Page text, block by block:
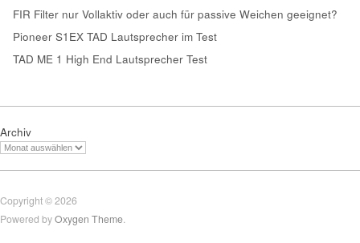
FIR Filter nur Vollaktiv oder auch für passive Weichen geeignet?
Pioneer S1EX TAD Lautsprecher im Test
TAD ME 1 High End Lautsprecher Test
Archiv
Copyright © 2026
Powered byOxygen Theme